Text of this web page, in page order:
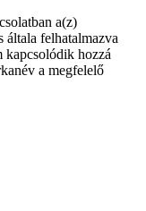
a(z)
általa felhatalmazva
kapcsolódik hozzá
a megfelelő